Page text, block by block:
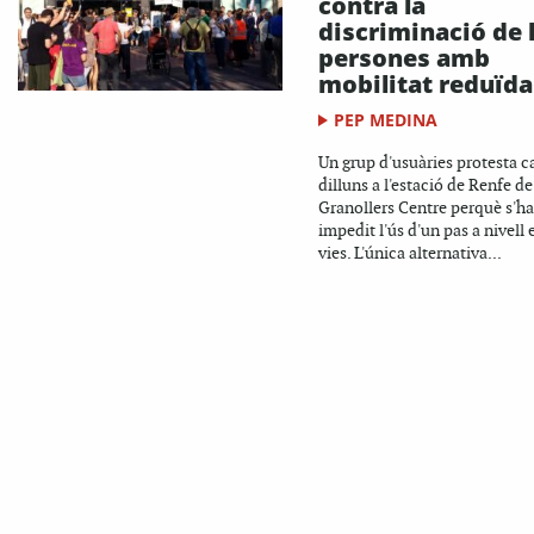
discriminació de
persones amb
mobilitat reduïda
PEP MEDINA
Un grup d'usuàries protesta
dilluns a l'estació de Renfe de
Granollers Centre perquè s'ha
impedit l'ús d'un pas a nivell
vies. L'única alternativa...